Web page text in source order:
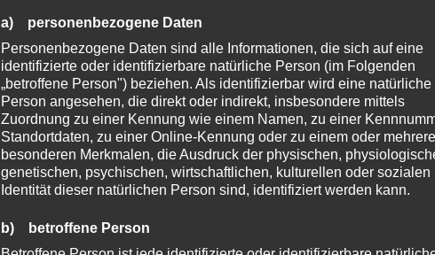
a) personenbezogene Daten
Personenbezogene Daten sind alle Informationen, die sich auf eine
identifizierte oder identifizierbare natürliche Person (im Folgenden
„betroffene Person") beziehen. Als identifizierbar wird eine natürliche
Person angesehen, die direkt oder indirekt, insbesondere mittels
Zuordnung zu einer Kennung wie einem Namen, zu einer
Standortdaten, zu einer Online-Kennung oder zu einem oder
besonderen Merkmalen, die Ausdruck der physischen,
genetischen, psychischen, wirtschaftlichen, kulturellen oder sozialen
Identität dieser natürlichen Person sind, identifiziert werden kann.
b) betroffene Person